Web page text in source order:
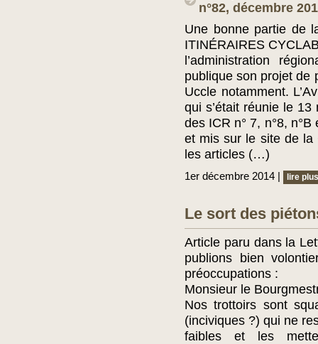
n°82, décembre
Une bonne partie de
ITINÉRAIRES
l’administration
publique son projet de
Uccle notamment.
qui s’était réunie le 13
des ICR n° 7, n°8,
et mis sur le site de la
les articles (…)
1er décembre 2014 | lire plus
Le sort des
Article paru dans la
publions bien
préoccupations :
Monsieur le
Nos trottoirs sont
(inciviques ?) qui ne
faibles et les